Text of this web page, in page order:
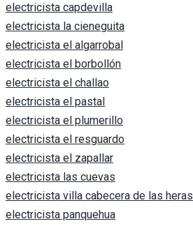
electricista capdevilla
electricista la cieneguita
electricista el algarrobal
electricista el borbollón
electricista el challao
electricista el pastal
electricista el plumerillo
electricista el resguardo
electricista el zapallar
electricista las cuevas
electricista villa cabecera de las heras
electricista panquehua